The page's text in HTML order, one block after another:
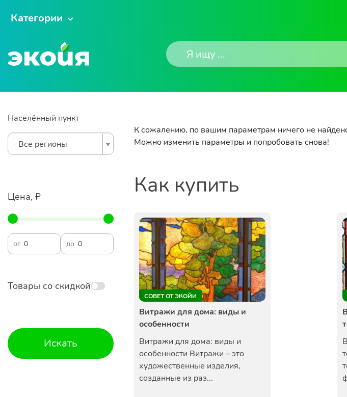
Категории
Населённый пункт
Все регионы
Цена, ₽
от до
Товары со скидкой
Искать
К сожалению, по вашим параметрам ничего не
Можно изменить параметры и попробовать снова!
Как купить
СОВЕТ ОТ ЭКОЙИ
Витражи для дома: виды и
особенности
Витражи для дома: виды и
особенности Витражи – это
художественные изделия,
созданные из раз...